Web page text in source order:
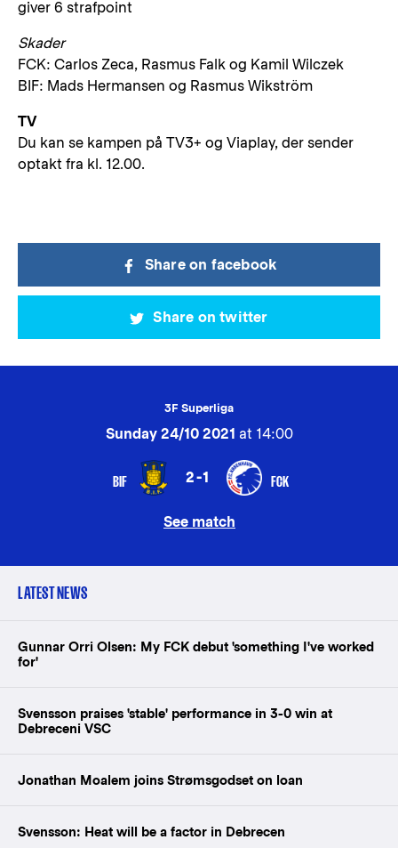
giver 6 strafpoint
Skader
FCK: Carlos Zeca, Rasmus Falk og Kamil Wilczek
BIF: Mads Hermansen og Rasmus Wikström
TV
Du kan se kampen på TV3+ og Viaplay, der sender
optakt fra kl. 12.00.
Share on facebook
Share on twitter
3F Superliga
Sunday 24/10 2021 at 14:00
BIF 2-1 FCK
See match
LATEST NEWS
Gunnar Orri Olsen: My FCK debut 'something I've worked
for'
Svensson praises 'stable' performance in 3-0 win at
Debreceni VSC
Jonathan Moalem joins Strømsgodset on loan
Svensson: Heat will be a factor in Debrecen